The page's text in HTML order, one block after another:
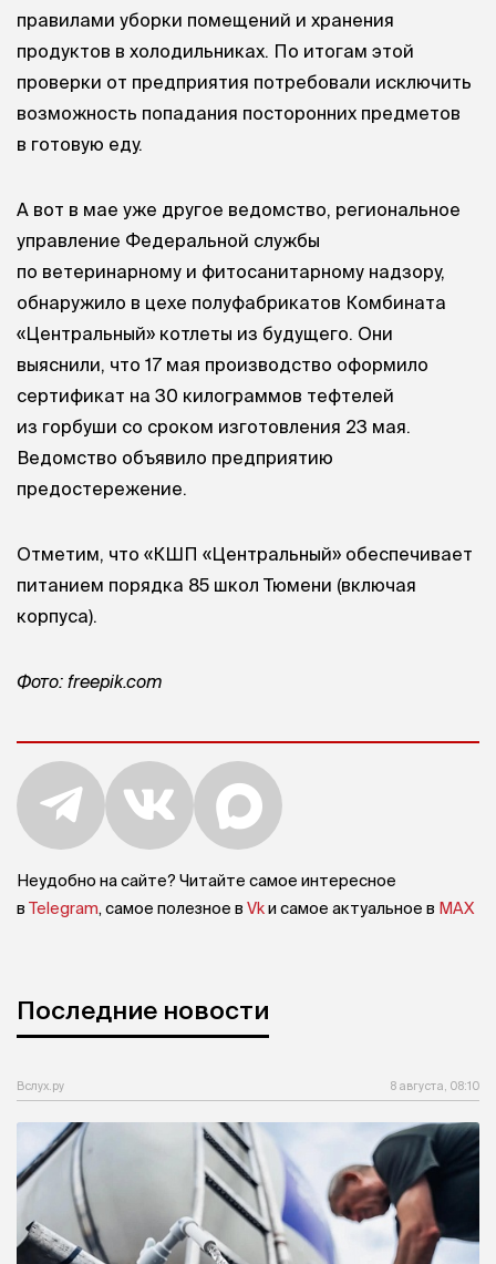
правилами уборки помещений и хранения
продуктов в холодильниках. По итогам этой
проверки от предприятия потребовали исключить
возможность попадания посторонних предметов
в готовую еду.
А вот в мае уже другое ведомство, региональное
управление Федеральной службы
по ветеринарному и фитосанитарному надзору,
обнаружило в цехе полуфабрикатов Комбината
«Центральный» котлеты из будущего. Они
выяснили, что 17 мая производство оформило
сертификат на 30 килограммов тефтелей
из горбуши со сроком изготовления 23 мая.
Ведомство объявило предприятию
предостережение.
Отметим, что «КШП «Центральный» обеспечивает
питанием порядка 85 школ Тюмени (включая
корпуса).
Фото: freepik.com
Неудобно на сайте? Читайте самое интересное
в Telegram, самое полезное в Vkи самое актуальное в MAX
Последние новости
Вслух.ру 8 августа, 08:10